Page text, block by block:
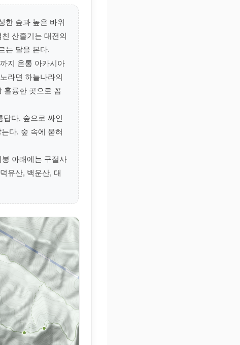
한 숲과 높은 바위
산줄기는 대전의
는 달을 본다.
지 온통 아카시아
라면 하늘나라의
훌륭한 곳으로 꼽
답다. 숲으로 싸인
다. 숲 속에 묻혀
아래에는 구절사
유산, 백운산, 대